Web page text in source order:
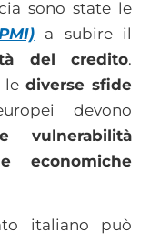
sono state le
a subire il
del credito.
le diverse sfide
devono
vulnerabilità
economiche
italiano può